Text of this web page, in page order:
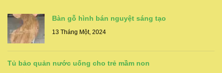
Bàn gỗ hình bán nguyệt sáng tạo
13 Tháng Một, 2024
Tủ bảo quản nước uống cho trẻ mầm non